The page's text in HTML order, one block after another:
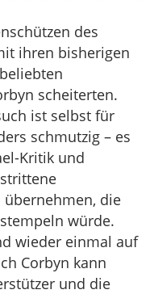
des
ihren bisherigen
scheiterten.
ist selbst für
schmutzig – es
Kritik und
die
würde.
wieder einmal auf
Corbyn kann
und die